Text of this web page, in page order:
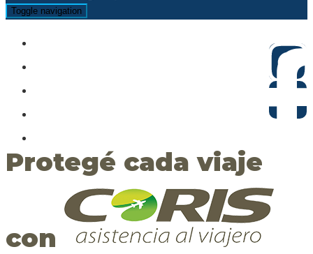
Toggle navigation
Protegé cada viaje
con